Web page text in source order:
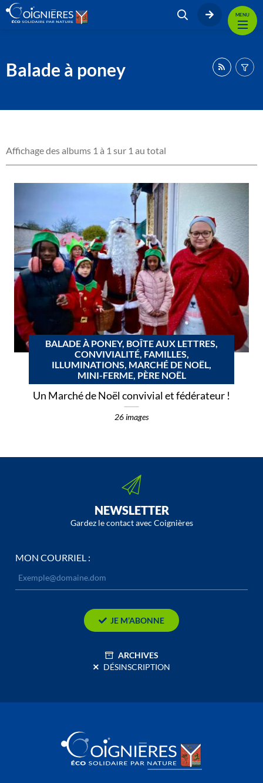
MENU
Balade à poney
Affichage des albums 1 à 1 sur 1 au total
BALADE À PONEY, BOÎTE AUX LETTRES,
CONVIVIALITÉ, FAMILLES,
ILLUMINATIONS, MARCHÉ DE NOËL,
MINI-FERME, PÈRE NOËL
Un Marché de Noël convivial et fédérateur !
26 images
NEWSLETTER
Gardez le contact avec Coignières
MON COURRIEL :
JE M’ABONNE
ARCHIVES
DÉSINSCRIPTION